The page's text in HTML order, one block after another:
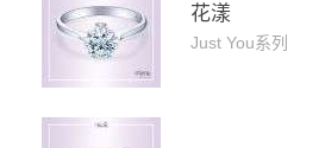
花漾
Just You系列